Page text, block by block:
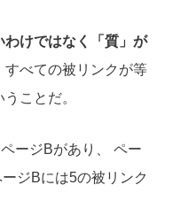
けではなく「質」が
すべての被リンクが等
ことだ。
ージBがあり、 ペー
ジBには5の被リンク